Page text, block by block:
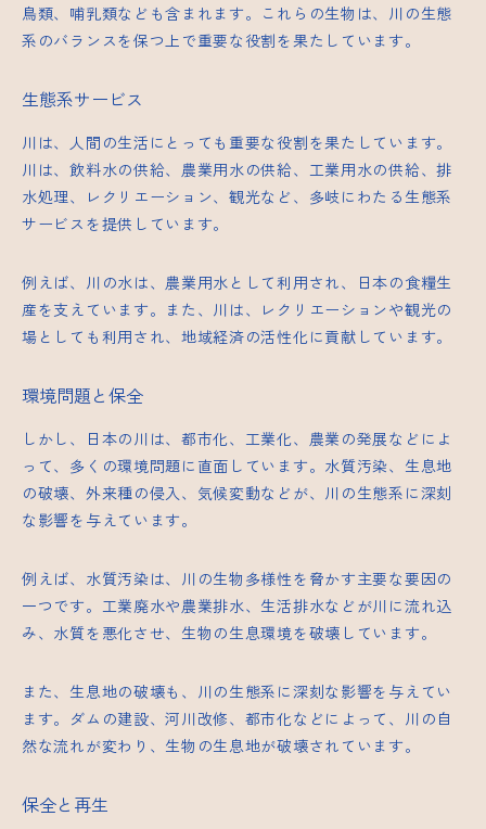
鳥類、哺乳類なども含まれます。これらの生物は、川の生態
系のバランスを保つ上で重要な役割を果たしています。
生態系サービス
川は、人間の生活にとっても重要な役割を果たしています。
川は、飲料水の供給、農業用水の供給、工業用水の供給、排
水処理、レクリエーション、観光など、多岐にわたる生態系
サービスを提供しています。
例えば、川の水は、農業用水として利用され、日本の食糧生
産を支えています。また、川は、レクリエーションや観光の
場としても利用され、地域経済の活性化に貢献しています。
環境問題と保全
しかし、日本の川は、都市化、工業化、農業の発展などによ
って、多くの環境問題に直面しています。水質汚染、生息地
の破壊、外来種の侵入、気候変動などが、川の生態系に深刻
な影響を与えています。
例えば、水質汚染は、川の生物多様性を脅かす主要な要因の
一つです。工業廃水や農業排水、生活排水などが川に流れ込
み、水質を悪化させ、生物の生息環境を破壊しています。
また、生息地の破壊も、川の生態系に深刻な影響を与えてい
ます。ダムの建設、河川改修、都市化などによって、川の自
然な流れが変わり、生物の生息地が破壊されています。
保全と再生